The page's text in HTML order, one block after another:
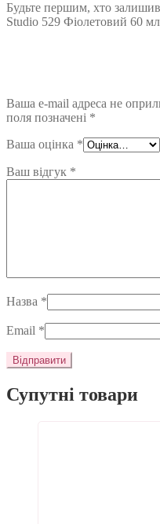
Будьте першим, хто
Studio 529 Фіолетовий 60
Ваша e-mail адреса не
поля позначені *
Ваша оцінка *
Ваш відгук *
Назва *
Email *
Супутні товари